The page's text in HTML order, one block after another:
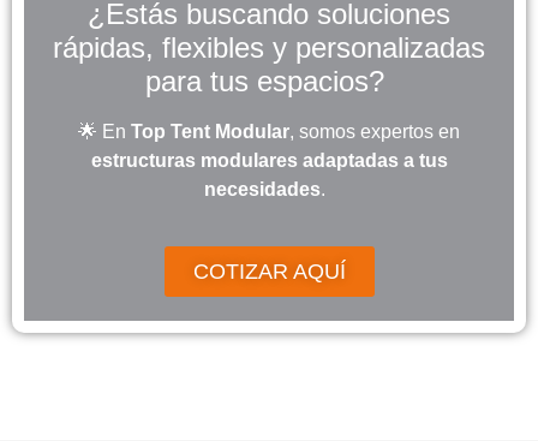
¿Estás buscando soluciones
rápidas, flexibles y personalizadas
para tus espacios?
🌟 En Top Tent Modular, somos expertos en
estructuras modulares adaptadas a tus
necesidades.
COTIZAR AQUÍ